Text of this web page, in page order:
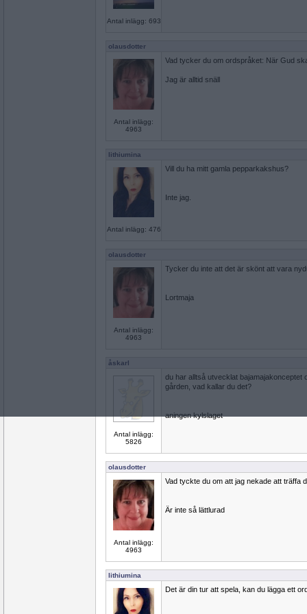
Antal inlägg: 693
olausdotter
Antal inlägg:
4963
Vad tycker du om ordspråket: När Gud
Jag är alltid snäll
lithiumina
Antal inlägg: 476
Vill du ha mitt gamla pepparkakshus?
Inte jag.
olausdotter
Antal inlägg:
4963
Tycker du inte att det är skönt att vara
Lortmaja
åskarl
Antal inlägg:
5826
du har alltså utvecklat bajamajakonceptet
gården, vad kallar du det?
aningen kylslaget
olausdotter
Antal inlägg:
4963
Vad tyckte du om att jag nekade att träffa
Är inte så lättlurad
lithiumina
Det är din tur att spela, kan du lägga ett